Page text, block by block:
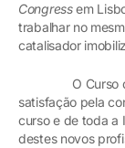
Congressem
trabalhar no
catalisador
O Curso de
satisfação pela
curso e de toda a
destes novos